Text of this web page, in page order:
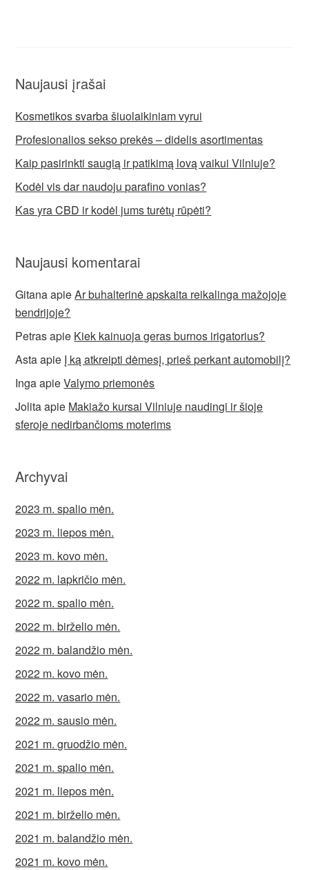
Naujausi įrašai
Kosmetikos svarba šiuolaikiniam vyrui
Profesionalios sekso prekės – didelis asortimentas
Kaip pasirinkti saugią ir patikimą lovą vaikui Vilniuje?
Kodėl vis dar naudoju parafino vonias?
Kas yra CBD ir kodėl jums turėtų rūpėti?
Naujausi komentarai
GitanaapieAr buhalterinė apskaita reikalinga mažojoje
bendrijoje?
Petrasapie Kiek kainuoja geras burnos irigatorius?
Astaapie Į ką atkreipti dėmesį, prieš perkant automobilį?
IngaapieValymo priemonės
Jolitaapie Makiažo kursai Vilniuje naudingi ir šioje
sferoje nedirbančioms moterims
Archyvai
2023 m. spalio mėn.
2023 m. liepos mėn.
2023 m. kovo mėn.
2022 m. lapkričio mėn.
2022 m. spalio mėn.
2022 m. birželio mėn.
2022 m. balandžio mėn.
2022 m. kovo mėn.
2022 m. vasario mėn.
2022 m. sausio mėn.
2021 m. gruodžio mėn.
2021 m. spalio mėn.
2021 m. liepos mėn.
2021 m. birželio mėn.
2021 m. balandžio mėn.
2021 m. kovo mėn.